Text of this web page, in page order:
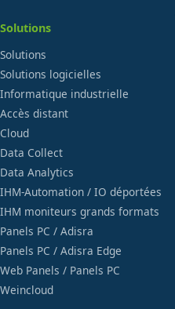
Solutions
Solutions
Solutions logicielles
Informatique industrielle
Accès distant
Cloud
Data Collect
Data Analytics
IHM-Automation / IO déportées
IHM moniteurs grands formats
Panels PC / Adisra
Panels PC / Adisra Edge
Web Panels / Panels PC
Weincloud